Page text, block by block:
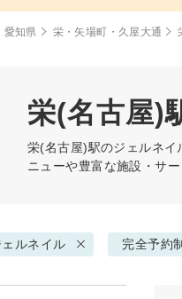
愛知県 栄・矢場町・久屋大通
栄(名古屋)
栄(名古屋)駅のジェルネイ
ニューや豊富な施設・サ
ェルネイル 完全予約制